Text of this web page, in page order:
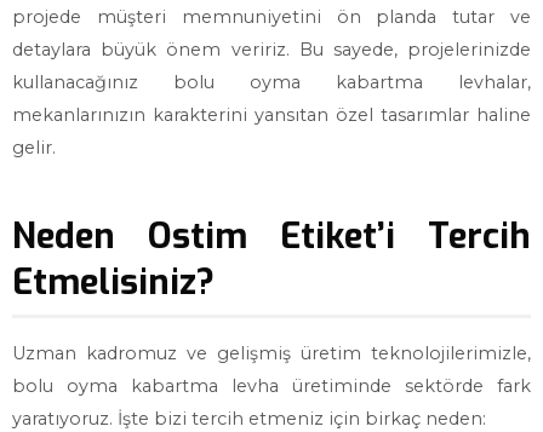
projede müşteri memnuniyetini ön planda tutar ve
detaylara büyük önem veririz. Bu sayede, projelerinizde
kullanacağınız bolu oyma kabartma levhalar,
mekanlarınızın karakterini yansıtan özel tasarımlar haline
gelir.
Neden Ostim Etiket’i Tercih
Etmelisiniz?
Uzman kadromuz ve gelişmiş üretim teknolojilerimizle,
bolu oyma kabartma levha üretiminde sektörde fark
yaratıyoruz. İşte bizi tercih etmeniz için birkaç neden: